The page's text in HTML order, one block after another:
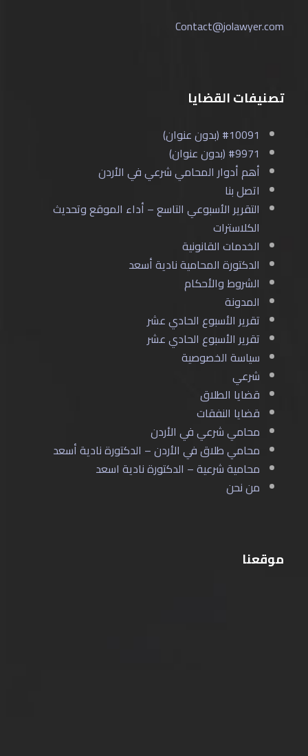
Contact@jolawyer.com
تصنيفات القضايا
#10091 (بدون عنوان)
#9971 (بدون عنوان)
أهم أدوار المحامي شرعي في الأردن
اتصل بنا
التقرير الأسبوعي التاسع – أداء الموقع وتحديث
الكلاسترات
الخدمات القانونية
الدكتورة المحامية نادية أسعد
الشروط والأحكام
المدونة
تقرير الأسبوع الحادي عشر
تقرير الأسبوع الحادي عشر
سياسة الخصوصية
شرعي
قضايا الطلاق
قضايا النفقات
محامي شرعي في الأردن
محامي طلاق في الأردن – الدكتورة نادية أسعد
محامية شرعية – الدكتورة نادية اسعد
من نحن
موقعنا